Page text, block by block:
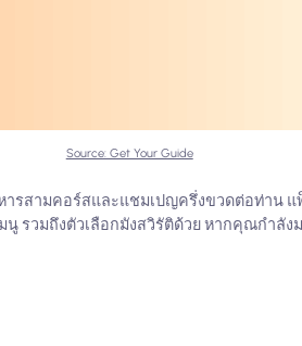
Source: Get Your Guide
รสามคอร์สและแชมเปญครึ่งขวดต่อท่าน
รวมถึงตัวเลือกมังสวิรัติด้วย หากคุณกำลัง